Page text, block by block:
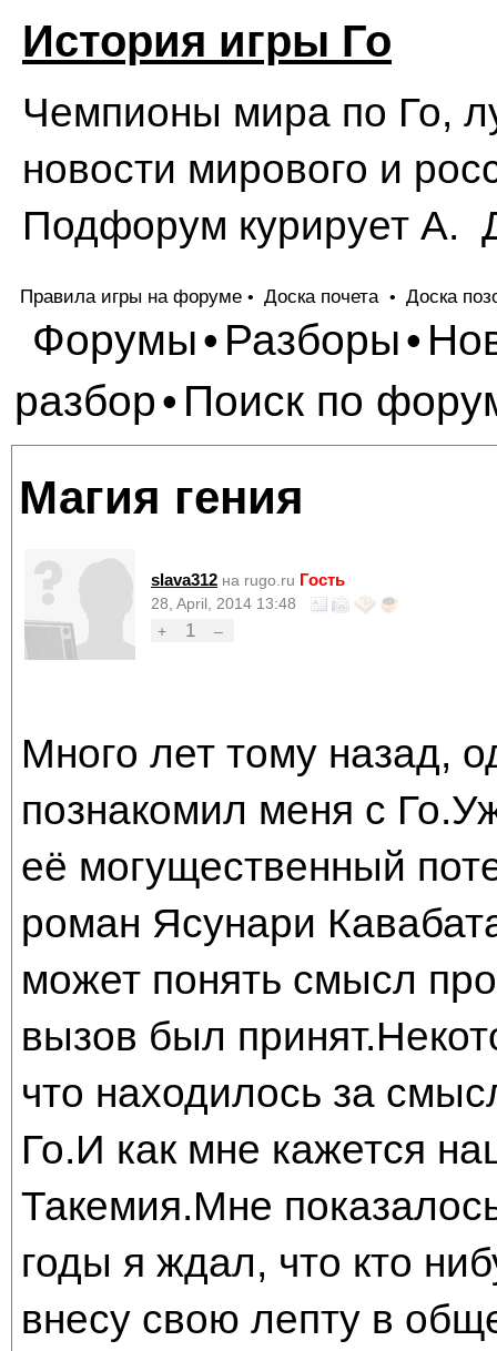
История игры Го
Чемпионы мира по Го,
новости мирового и
Подфорум курирует А.
Правила игры на форуме • Доска почета • Доска
Форумы• Разборы•
разбор• Поиск по
Магия гения
slava312 на rugo.ru Гость
28, April, 2014 13:48
+
1 –
Много лет тому назад,
познакомил меня с
её могущественный
роман Ясунари
может понять смысл
вызов был
что находилось за
Го.И как мне кажется
Такемия.Мне
годы я ждал, что кто
внесу свою лепту в